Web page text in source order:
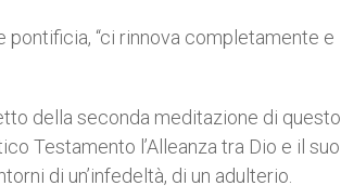
pontificia, “ci rinnova completamente e
della seconda meditazione di questo
Testamento l’Alleanza tra Dio e il suo
di un’infedeltà, di un adulterio.